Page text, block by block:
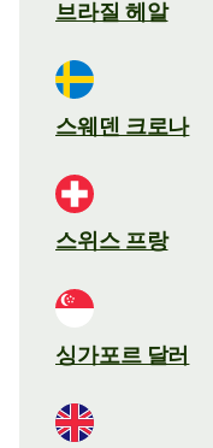
브라질 헤알
스웨덴 크로나
스위스 프랑
싱가포르 달러